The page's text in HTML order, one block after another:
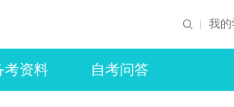
我的
考资料 自考问答